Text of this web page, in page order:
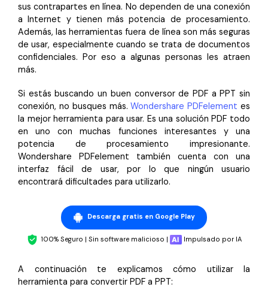
sus contrapartes en línea. No dependen de una conexión
a Internet y tienen más potencia de procesamiento.
Además, las herramientas fuera de línea son más seguras
de usar, especialmente cuando se trata de documentos
confidenciales. Por eso a algunas personas les atraen
más.
Si estás buscando un buen conversor de PDF a PPT sin
conexión, no busques más. Wondershare PDFelement es
la mejor herramienta para usar. Es una solución PDF todo
en uno con muchas funciones interesantes y una
potencia de procesamiento impresionante.
Wondershare PDFelement también cuenta con una
interfaz fácil de usar, por lo que ningún usuario
encontrará dificultades para utilizarlo.
Descarga gratis en Google Play
100% Seguro | Sin software malicioso | Impulsado por IA
A continuación te explicamos cómo utilizar la
herramienta para convertir PDF a PPT: